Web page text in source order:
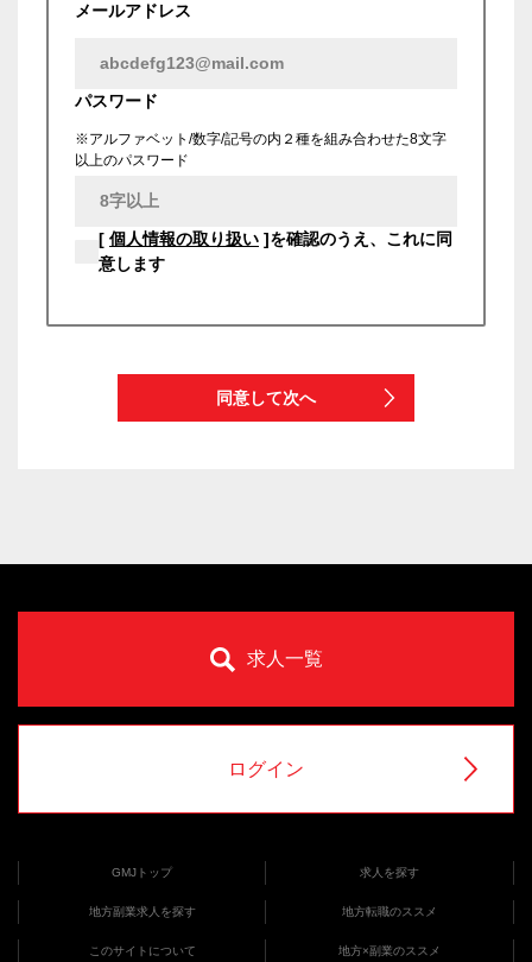
メールアドレス
パスワード
※アルファベット/数字/記号の内２種を組み合わせた8文字
以上のパスワード
[ 個人情報の取り扱い ]を確認のうえ、これに同
意します
同意して次へ
求人一覧
ログイン
GMJトップ 求人を探す
地方副業求人を探す 地方転職のススメ
このサイトについて 地方×副業のススメ